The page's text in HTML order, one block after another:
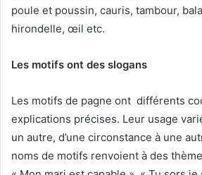
poule et poussin, cauris, tambour,
hirondelle, œil etc.
Les motifs ont des slogans
Les motifs de pagne ont différents
explications précises. Leur usage
un autre, d’une circonstance à une
noms de motifs renvoient à des